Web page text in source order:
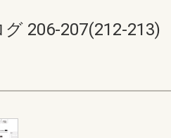
206-207(212-213)